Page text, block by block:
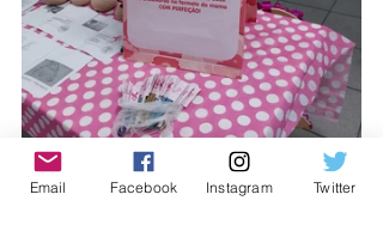
Email Facebook Instagram Twitter